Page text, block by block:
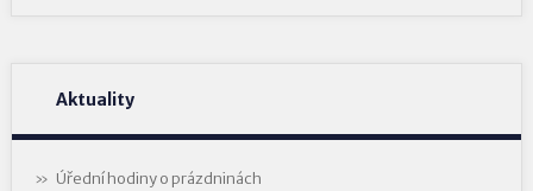
Aktuality
Úřední hodiny o prázdninách